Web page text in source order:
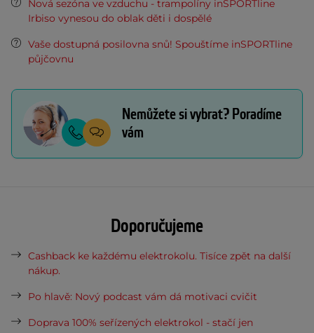
Nová sezóna ve vzduchu - trampolíny inSPORTline
Irbiso vynesou do oblak děti i dospělé
Vaše dostupná posilovna snů! Spouštíme inSPORTline
půjčovnu
Nemůžete si vybrat? Poradíme
vám
Doporučujeme
Cashback ke každému elektrokolu. Tisíce zpět na další
nákup.
Po hlavě: Nový podcast vám dá motivaci cvičit
Doprava 100% seřízených elektrokol - stačí jen